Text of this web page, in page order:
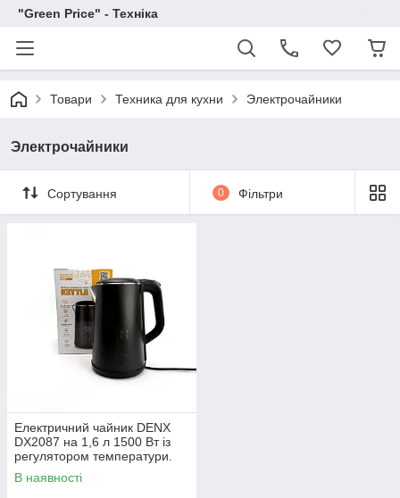
"Green Price" - Техніка
Товари Техника для кухни Электрочайники
Электрочайники
Сортування 0 Фільтри
Електричний чайник DENX
DX2087 на 1,6 л 1500 Вт із
регулятором температури.
Чорний (DX2087)
В наявності